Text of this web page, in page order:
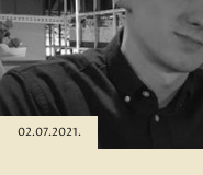
02.07.2021.